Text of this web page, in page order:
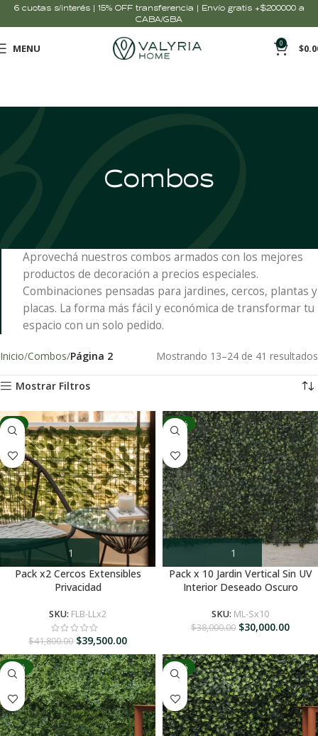
6 cuotas s/interés | 15% OFF transferencia | Envío gratis +$200000 a
CABA/GBA
MENU 0 $
Combos
Aprovechá nuestros combos armados con los mejores
productos de decoración a precios especiales.
Combinaciones pensadas para jardines, cercos, plantas y
placas. La forma más fácil y económica de transformar tu
espacio con un solo pedido.
Inicio Combos Página 2 Mostrando 13–24 de 41 resultados
Mostrar Filtros
-6%
Pack x2 Cercos Extensibles
Privacidad
SKU: FLB-LLx2
$41,800.00 $39,500.00
-21%
Pack x 10 Jardin Vertical Sin UV
Interior Deseado Oscuro
SKU: ML-Sx10
$38,000.00 $30,000.00
-18% -14%